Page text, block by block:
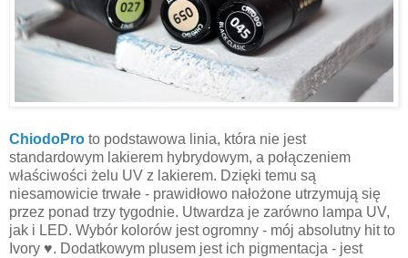
ChiodoPro to podstawowa linia, która nie jest
standardowym lakierem hybrydowym, a połączeniem
właściwości żelu UV z lakierem. Dzięki temu są
niesamowicie trwałe - prawidłowo nałożone utrzymują się
przez ponad trzy tygodnie. Utwardza je zarówno lampa UV,
jak i LED. Wybór kolorów jest ogromny - mój absolutny hit to
Ivory ♥. Dodatkowym plusem jest ich pigmentacja - jest